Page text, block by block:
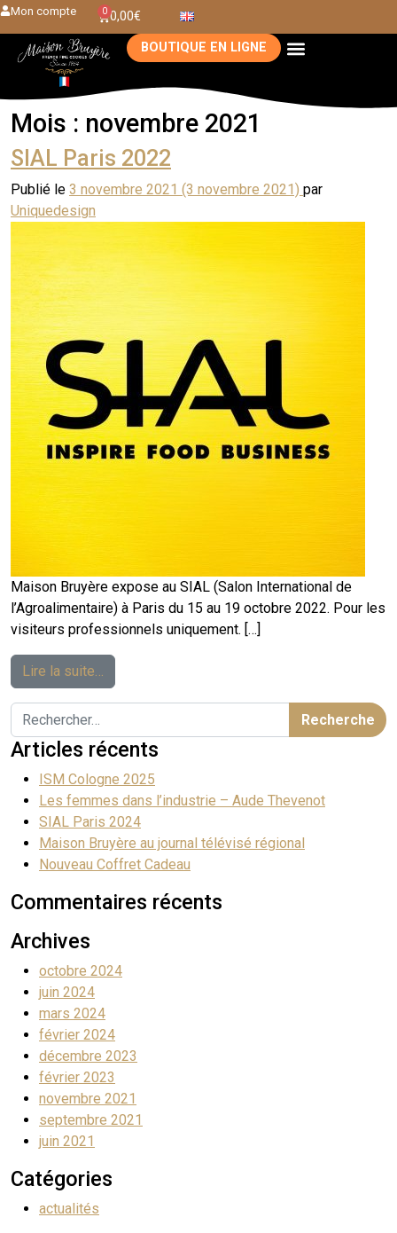
Mon compte 0,00€
0
BOUTIQUE EN LIGNE
Mois : novembre 2021
SIAL Paris 2022
Publié le 3 novembre 2021 (3 novembre 2021) par
Uniquedesign
Maison Bruyère expose au SIAL (Salon International de
l’Agroalimentaire) à Paris du 15 au 19 octobre 2022. Pour les
visiteurs professionnels uniquement. […]
Lire la suite…
Articles récents
ISM Cologne 2025
Les femmes dans l’industrie – Aude Thevenot
SIAL Paris 2024
Maison Bruyère au journal télévisé régional
Nouveau Coffret Cadeau
Commentaires récents
Archives
octobre 2024
juin 2024
mars 2024
février 2024
décembre 2023
février 2023
novembre 2021
septembre 2021
juin 2021
Catégories
actualités